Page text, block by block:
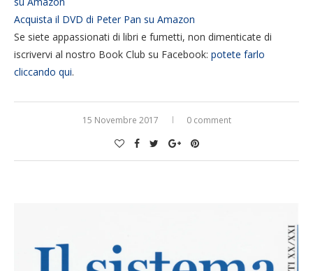
Acquista il DVD di Peter Pan su Amazon
Se siete appassionati di libri e fumetti, non dimenticate di
iscrivervi al nostro Book Club su Facebook: potete farlo
cliccando qui.
15 Novembre 2017 0 comment